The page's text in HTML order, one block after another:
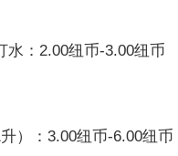
：2.00纽币-3.00纽币
：3.00纽币-6.00纽币